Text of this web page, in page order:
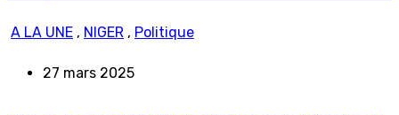
A LA UNE , NIGER , Politique
27 mars 2025